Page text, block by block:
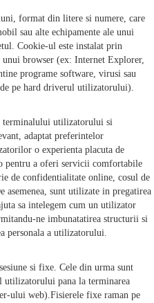
format din litere si numere, care
sau alte echipamente ale unui
Cookie-ul este instalat prin
unui browser (ex: Internet Explorer,
programe software, virusi sau
pe hard driverul utilizatorului).
terminalului utilizatorului si
adaptat preferintelor
o experienta placuta de
pentru a oferi servicii comfortabile
de confidentialitate online, cosul de
asemenea, sunt utilizate in pregatirea
sa intelegem cum un utilizator
ne imbunatatirea structurii si
personala a utilizatorului.
si fixe. Cele din urma sunt
utilizatorului pana la terminarea
ului web).Fisierele fixe raman pe